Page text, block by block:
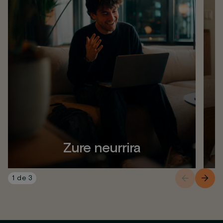
Zure neurrira
1 de 3